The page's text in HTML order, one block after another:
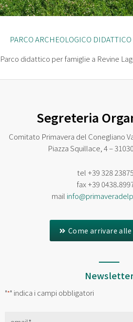
PARCO ARCHEOLOGICO
Parco didattico per famiglie a Revine
Segreteria
Comitato Primavera del Conegliano
Piazza Squillace, 4 –
tel +39 328
fax+39
mail
Come arrivare
"*" indica i campi obbligatori
Email